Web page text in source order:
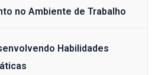
no Ambiente de Trabalho
Habilidades